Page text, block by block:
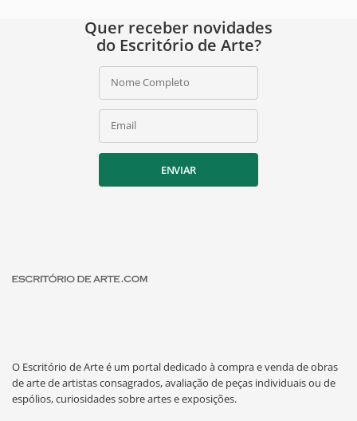
Quer receber novidades
do Escritório de Arte?
Nome Completo
Email
ENVIAR
O Escritório de Arte é um portal dedicado à compra e venda de obras
de arte de artistas consagrados, avaliação de peças individuais ou de
espólios, curiosidades sobre artes e exposições.